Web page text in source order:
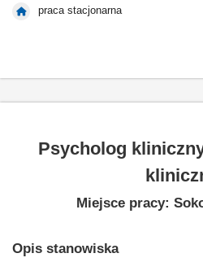
praca stacjonarna
Psycholog
Miejsce pracy:
Opis stanowiska